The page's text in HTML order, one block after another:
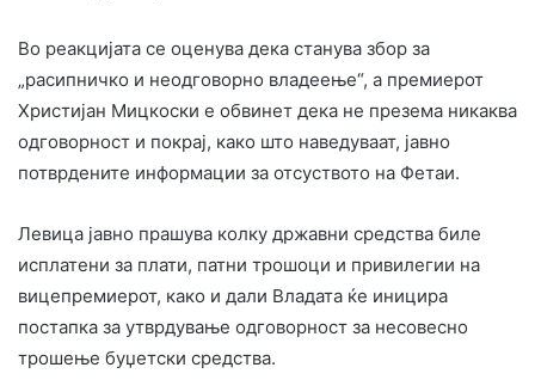
Во реакцијата се оценува дека станува збор за
„расипничко и неодговорно владеење“, а премиерот
Христијан Мицкоски е обвинет дека не презема никаква
одговорност и покрај, како што наведуваат, јавно
потврдените информации за отсуството на Фетаи.
Левица јавно прашува колку државни средства биле
исплатени за плати, патни трошоци и привилегии на
вицепремиерот, како и дали Владата ќе иницира
постапка за утврдување одговорност за несовесно
трошење буџетски средства.